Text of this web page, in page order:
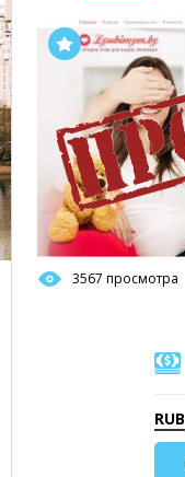
3567 просмотра
RUB